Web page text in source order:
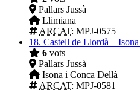
Pallars Jussà
Llimiana
ARCAT: MPJ-0575
18. Castell de Llordà –
6 vots
Pallars Jussà
Isona i Conca Dellà
ARCAT: MPJ-0581